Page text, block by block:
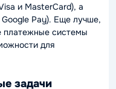
и MasterCard), а
Pay). Еще лучше,
платежные системы
для
задачи